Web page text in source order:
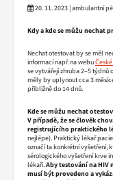
20. 11. 2023 | ambulantní
Kdy a kde se můžu nechat
Nechat otestovat by se měl
informací např. na webu
se vytvářejí zhruba 2–5 týdnů
měly by uplynout cca 3
přibližně do 14 dnů.
Kde se můžu nechat
V případě, že se člověk
registrujícího praktického
nejlépe). Praktický lékař
označí ta konkrétní vyšetření,
sérologického vyšetření krve
lékaři.Aby testování na
musí být provedeno a